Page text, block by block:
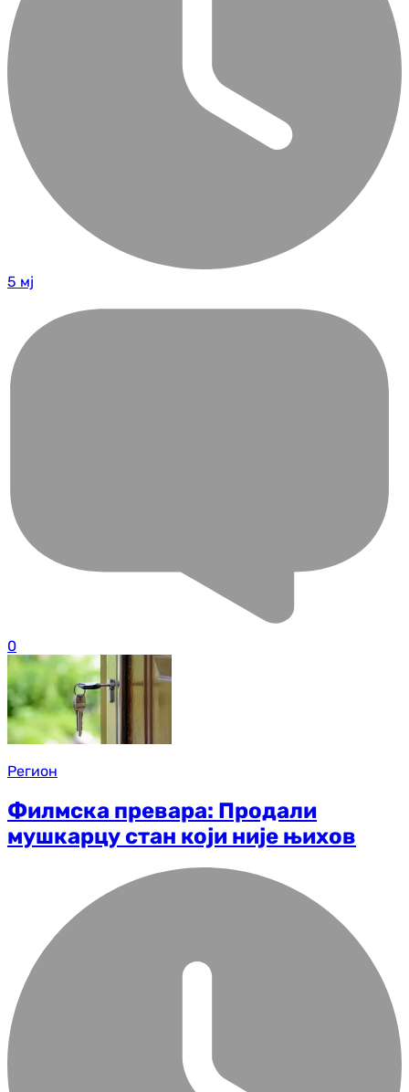
5 мј
0
Регион
Филмска превара: Продали
мушкарцу стан који није њихов